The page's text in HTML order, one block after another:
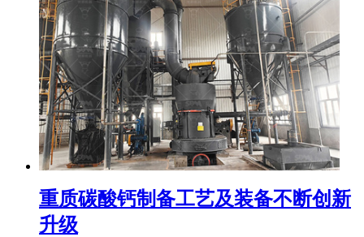
重质碳酸钙制备工艺及装备不断创新
升级